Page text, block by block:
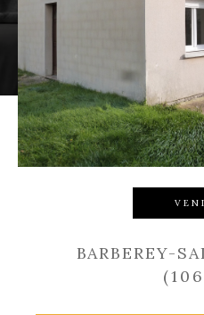
BARBEREY-
Budget
Surface
Surface
Pièces
Pièces